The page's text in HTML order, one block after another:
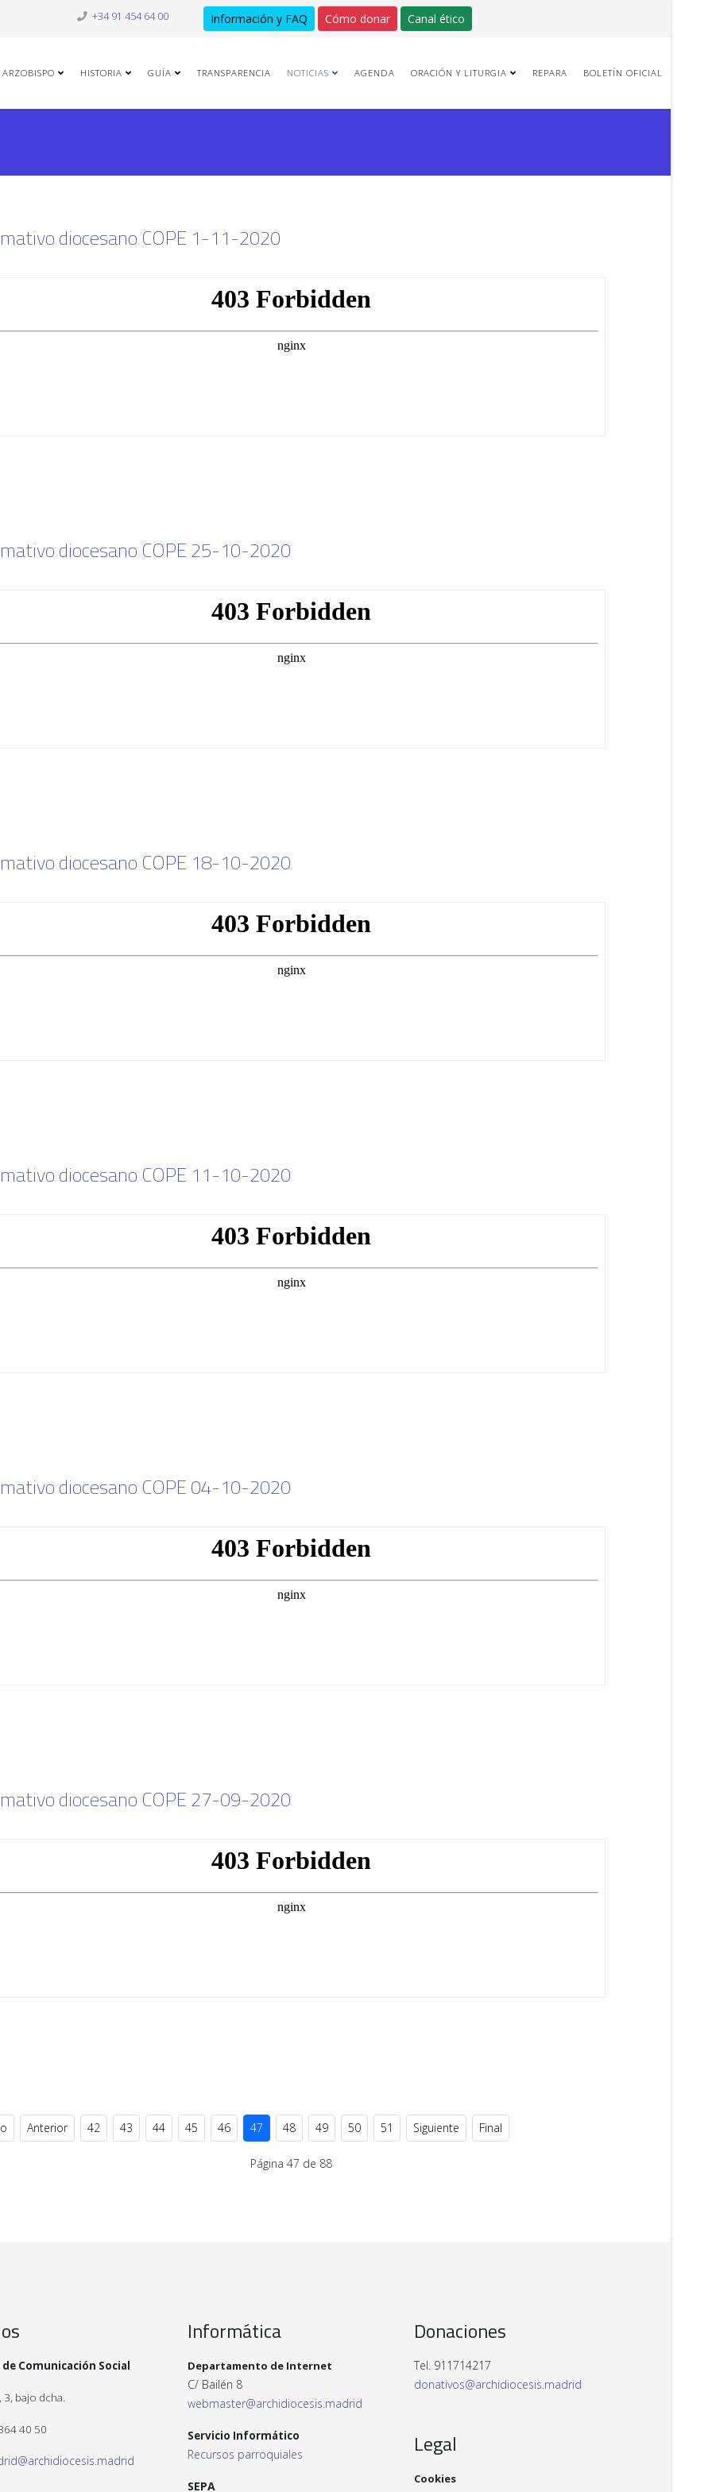
+34 91 454 64 00 Información y FAQ Cómo donar Canal ético
ARZOBISPO HISTORIA GUÍA TRANSPARENCIA NOTICIAS AGENDA ORACIÓN Y LITURGIA REPARA BOLETÍN OFICIAL
diocesano COPE 1-11-2020
diocesano COPE 25-10-2020
diocesano COPE 18-10-2020
diocesano COPE 11-10-2020
diocesano COPE 04-10-2020
diocesano COPE 27-09-2020
Anterior 42 43 44 45 46 47 48 49 50 51 Siguiente Final
Página 47 de 88
Comunicación Social
3, bajo dcha.
40 50
Informática
Departamento de Internet
C/ Bailén 8
webmaster@archidiocesis.madrid
Servicio Informático
Recursos parroquiales
SEPA
Donaciones
Tel. 911714217
donativos@archidiocesis.madrid
Legal
Cookies